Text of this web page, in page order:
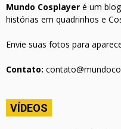
Mundo Cosplayer é um
histórias em quadrinhos e
Envie suas fotos para
Contato:
VÍDEOS